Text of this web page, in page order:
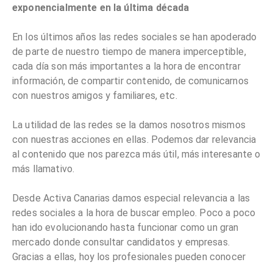
exponencialmente en la última década
En los últimos años las redes sociales se han apoderado
de parte de nuestro tiempo de manera imperceptible,
cada día son más importantes a la hora de encontrar
información, de compartir contenido, de comunicarnos
con nuestros amigos y familiares, etc.
La utilidad de las redes se la damos nosotros mismos
con nuestras acciones en ellas. Podemos dar relevancia
al contenido que nos parezca más útil, más interesante o
más llamativo.
Desde Activa Canarias damos especial relevancia a las
redes sociales a la hora de buscar empleo. Poco a poco
han ido evolucionando hasta funcionar como un gran
mercado donde consultar candidatos y empresas.
Gracias a ellas, hoy los profesionales pueden conocer